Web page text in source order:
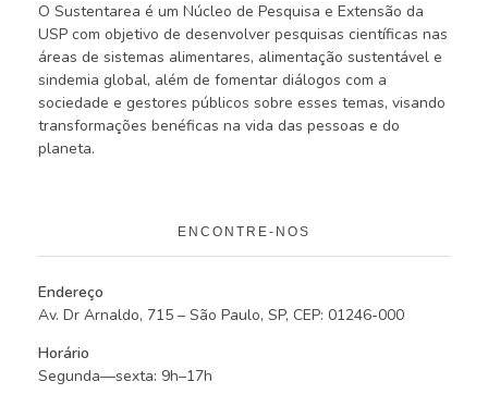
O Sustentarea é um Núcleo de Pesquisa e Extensão da
USP com objetivo de desenvolver pesquisas científicas nas
áreas de sistemas alimentares, alimentação sustentável e
sindemia global, além de fomentar diálogos com a
sociedade e gestores públicos sobre esses temas, visando
transformações benéficas na vida das pessoas e do
planeta.
ENCONTRE-NOS
Endereço
Av. Dr Arnaldo, 715 – São Paulo, SP, CEP: 01246-000
Horário
Segunda—sexta: 9h–17h